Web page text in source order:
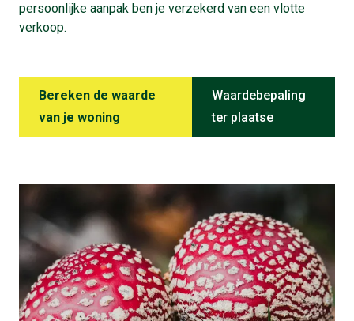
persoonlijke aanpak ben je verzekerd van een vlotte
verkoop.
Bereken de waarde
van je woning
Waardebepaling
ter plaatse